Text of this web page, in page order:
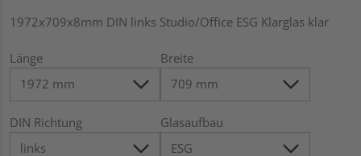
1972x709x8mm DIN links Studio/Office ESG Klarglas klar
Länge Breite
DIN Richtung Glasaufbau